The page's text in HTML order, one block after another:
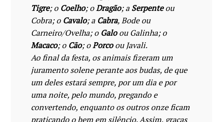
Tigre; o Coelho; oDragão; aSerpenteou
Cobra; o Cavalo; a Cabra, Bode ou
Carneiro/Ovelha; o Galoou Galinha; o
Macaco; o Cão; oPorcoou Javali.
Ao final da festa, os animais fizeram um
juramento solene perante aos budas, de que
um deles estará sempre, por um dia e por
uma noite, pelo mundo, pregando e
convertendo, enquanto os outros onze ficam
praticando o bem em silêncio. Assim, graças